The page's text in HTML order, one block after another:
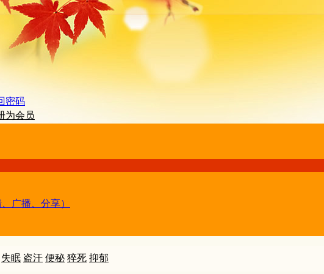
密码
为会员
广播、分享）
失眠 盗汗 便秘 猝死 抑郁